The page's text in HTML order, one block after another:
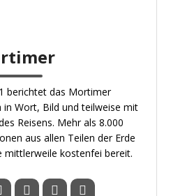
berichtet das Mortimer
in Wort, Bild und teilweise mit
Reisens. Mehr als 8.000
aus allen Teilen der Erde
mittlerweile kostenfei bereit.